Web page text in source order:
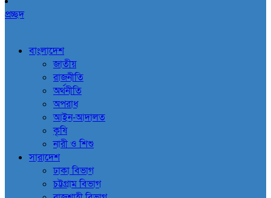
প্রচ্ছদ
বাংলাদেশ
জাতীয়
রাজনীতি
অর্থনীতি
অপরাধ
আইন-আদালত
কৃষি
নারী ও শিশু
সারাদেশ
ঢাকা বিভাগ
চট্টগ্রাম বিভাগ